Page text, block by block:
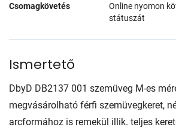
Csomagkövetés
Online nyomon
státuszát
Ismertető
DbyD DB2137 001 szemüveg M-es
megvásárolható férfi szemüvegkeret,
arcformához is remekül illik. teljes